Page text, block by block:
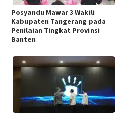
Posyandu Mawar 3 Wakili
Kabupaten Tangerang pada
Penilaian Tingkat Provinsi
Banten